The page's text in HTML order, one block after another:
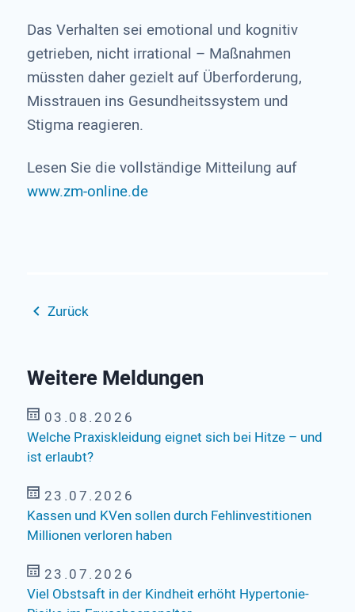
Das Verhalten sei emotional und kognitiv
getrieben, nicht irrational – Maßnahmen
müssten daher gezielt auf Überforderung,
Misstrauen ins Gesundheitssystem und
Stigma reagieren.
Lesen Sie die vollständige Mitteilung auf
www.zm-online.de
Zurück
Weitere Meldungen
03.08.2026
Welche Praxiskleidung eignet sich bei Hitze – und
ist erlaubt?
23.07.2026
Kassen und KVen sollen durch Fehlinvestitionen
Millionen verloren haben
23.07.2026
Viel Obstsaft in der Kindheit erhöht Hypertonie-